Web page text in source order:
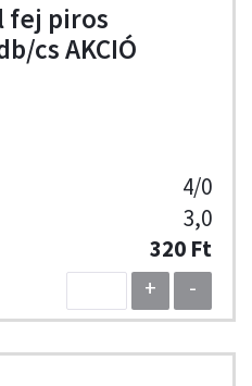
fej piros
cs AKCIÓ
4/0
3,0
320 Ft
+
-